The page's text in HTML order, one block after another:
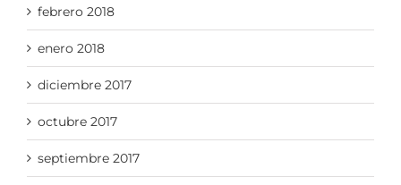
febrero 2018
enero 2018
diciembre 2017
octubre 2017
septiembre 2017